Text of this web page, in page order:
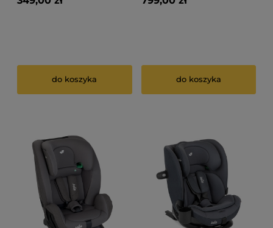
do koszyka do koszyka